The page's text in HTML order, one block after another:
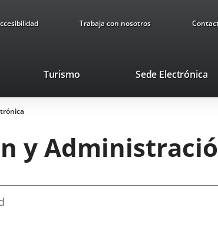
Trabaja con nosotros
TurismoThis
will
pop-
Sede Electrónica
y